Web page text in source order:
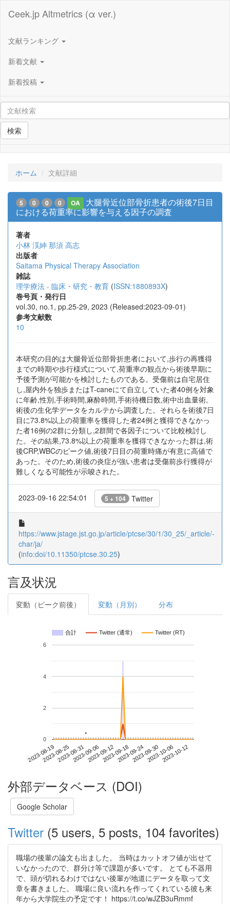
Ceek.jp Altmetrics (α ver.)
文献ランキング
新着文献
新着投稿
検索
ホーム 文献詳細
5 0 0 0 OA
大腿骨近位部骨折患者の術後7日目
における荷重率に影響を与える因子の調査
著者
小林 渓紳 那須 高志
出版者
Saitama Physical Therapy Association
雑誌
理学療法 - 臨床・研究・教育 (ISSN:1880893X)
巻号頁・発行日
vol.30, no.1, pp.25-29, 2023 (Released:2023-09-01)
参考文献数
10
本研究の目的は大腿骨近位部骨折患者において,歩行の再獲得
までの時期や歩行様式について,荷重率の観点から術後早期に
予後予測が可能かを検討したものである。受傷前は自宅居住
し,屋内外を独歩またはT-caneにて自立していた者40例を対象
に年齢,性別,手術時間,麻酔時間,手術待機日数,術中出血量術,
術後の生化学データをカルテから調査した。それらを術後7日
目に73.8%以上の荷重率を獲得した者24例と獲得できなかっ
た者16例の2群に分類し,2群間で各因子について比較検討し
た。その結果,73.8%以上の荷重率を獲得できなかった群は,術
後CRP,WBCのピーク値,術後7日目の荷重時痛が有意に高値で
あった。そのため,術後の炎症が強い患者は受傷前歩行獲得が
難しくなる可能性が示唆された。
2023-09-16 22:54:01 5 + 104 Twitter
https://www.jstage.jst.go.jp/article/ptcse/30/1/30_25/_article/-
char/ja/
(info:doi/10.11350/ptcse.30.25)
言及状況
変動（ピーク前後） 変動（月別） 分布
合計 Twitter (通常) Twitter (RT)
2023-08-192023-08-252023-08-312023-09-062023-09-122023-09-182023-09-242023-09-302023-10-062023-10-12
0
2
4
6
**
外部データベース (DOI)
Google Scholar
Twitter (5 users, 5 posts, 104 favorites)
職場の後輩の論文も出ました。 当時はカットオフ値が出せて
いなかったので、群分け等で課題が多いです。 とても不器用
で、頭が切れるわけではない後輩が地道にデータを取って文
章を書きました。 職場に良い流れを作ってくれている彼も来
年から大学院生の予定です！ https://t.co/wJZB3uRmmf